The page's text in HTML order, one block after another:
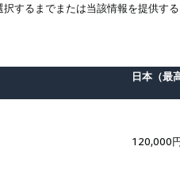
するまでまたは当該情報を提供す
日本（最
120,000